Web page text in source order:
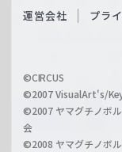
c
a
r
z
運営会社 プラ
©CIRCUS
©2007 VisualArt's/
©2007 ヤマグチノボ
会
©2008 ヤマグチノボ